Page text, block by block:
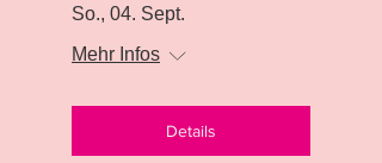
So., 04. Sept.
Mehr Infos
Details